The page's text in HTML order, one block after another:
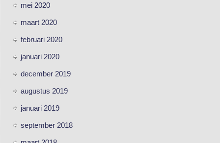
mei 2020
maart 2020
februari 2020
januari 2020
december 2019
augustus 2019
januari 2019
september 2018